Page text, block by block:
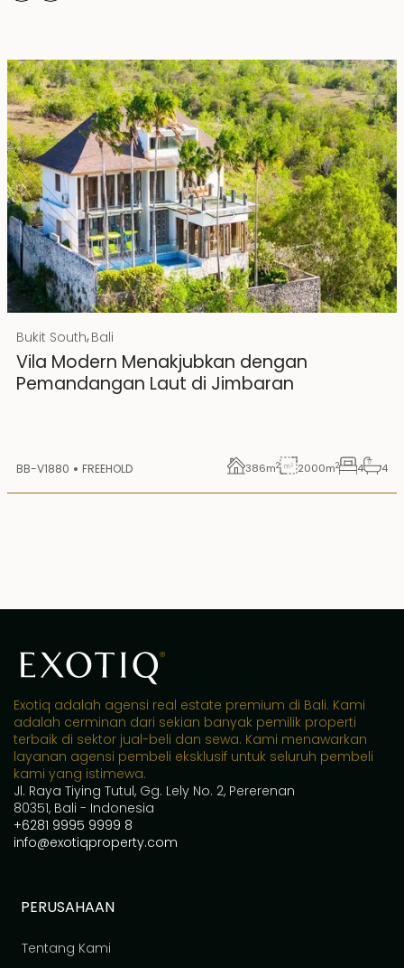
Rp 20000000000 IDR
Hak Milik
Bukit South,Bali
Vila Modern Menakjubkan dengan
Pemandangan Laut di Jimbaran
BB-V1880 FREEHOLD 386m2 2000m2 4 4
Exotiq adalah agensi real estate premium di Bali. Kami
adalah cerminan dari sekian banyak pemilik properti
terbaik di sektor jual-beli dan sewa. Kami menawarkan
layanan agensi pembeli eksklusif untuk seluruh pembeli
kami yang istimewa.
Jl. Raya Tiying Tutul, Gg. Lely No. 2, Pererenan
80351, Bali - Indonesia
+6281 9995 9999 8
info@exotiqproperty.com
PERUSAHAAN
Tentang Kami